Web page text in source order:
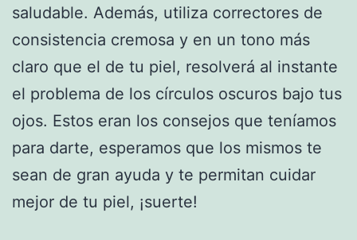
saludable. Además, utiliza correctores de
consistencia cremosa y en un tono más
claro que el de tu piel, resolverá al instante
el problema de los círculos oscuros bajo tus
ojos. Estos eran los consejos que teníamos
para darte, esperamos que los mismos te
sean de gran ayuda y te permitan cuidar
mejor de tu piel, ¡suerte!